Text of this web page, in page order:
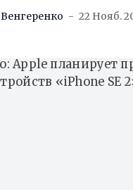
iPhone в 2020
22 Нояб.